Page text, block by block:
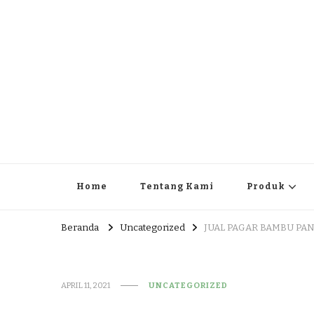
Home Tentang Kami Produk
Beranda Uncategorized JUAL PAGAR BAMBU
APRIL 11, 2021 UNCATEGORIZED